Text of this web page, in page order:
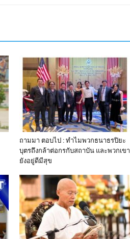
ถามมา ตอบไป : ทำไมพวกธนาธรปิยะ
บุตรถึงกล้าต่อกรกับสถาบัน และพวกเขา
ยังอยู่ดีมีสุข